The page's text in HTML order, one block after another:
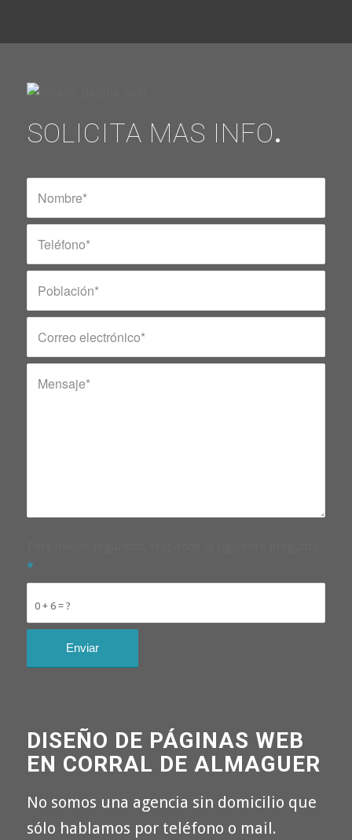
SOLICITA MAS INFO.
0 + 6 = ?
*
DISEÑO DE PÁGINAS WEB
EN CORRAL DE ALMAGUER
No somos una agencia sin domicilio que
sólo hablamos por teléfono o mail.